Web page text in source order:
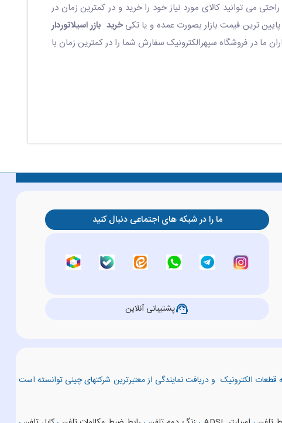
می توانید کالای مورد نیاز خود را خرید و در کمترین زمان در
پایین ترین قیمت بازار بصورت عمده و یا تکیخرید بازر اسیلاتوردار
ما در فروشگاه سپهرالکترونیک سفارش شما را در کمترین زمان با
ما را در شبکه های اجتماعی دنبال کنید
support_agentپشتیبانی آنلاین
قطعات الکترونیک و دریافت نمایندگی از معتبرترین شرکتهای چینی توانسته است